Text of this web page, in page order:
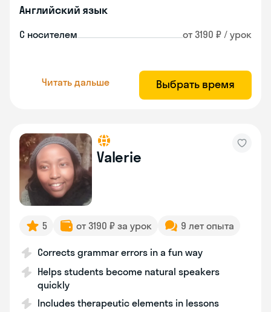
Английский язык
С носителем от 3190 ₽ / урок
Читать дальше Выбрать время
Valerie
5 от 3190 ₽ за урок 9 лет опыта
Corrects grammar errors in a fun way
Helps students become natural speakers
quickly
Includes therapeutic elements in lessons